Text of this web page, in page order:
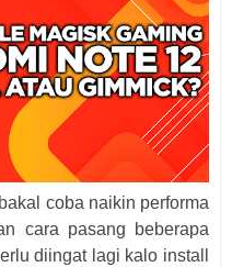
coba naikin performa
cara pasang beberapa
diingat lagi kalo install